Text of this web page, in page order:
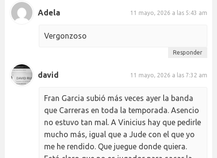
Adela 11 mayo, 2026 a las 5:43 am
Vergonzoso
Responder
david 11 mayo, 2026 a las 7:32 am
Fran Garcia subió más veces ayer la banda
que Carreras en toda la temporada. Asencio
no estuvo tan mal. A Vinicius hay que pedirle
mucho más, igual que a Jude con el que yo
me he rendido. Que juegue donde quiera.